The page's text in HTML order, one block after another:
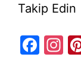
Takip Edin